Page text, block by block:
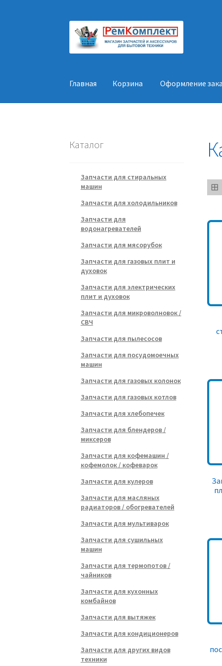
Перейти
навигации
Перейти
содержимому
Главная Корзина Оформление
Каталог
Запчасти для стиральных
машин
Запчасти для холодильников
Запчасти для
водонагревателей
Запчасти для мясорубок
Запчасти для газовых плит и
духовок
Запчасти для электрических
плит и духовок
Запчасти для микроволновок /
СВЧ
Запчасти для пылесосов
Запчасти для посудомоечных
машин
Запчасти для газовых колонок
Запчасти для газовых котлов
Запчасти для хлебопечек
Запчасти для блендеров /
миксеров
Запчасти для кофемашин /
кофемолок / кофеварок
Запчасти для кулеров
Запчасти для масляных
радиаторов / обогревателей
Запчасти для мультиварок
Запчасти для сушильных
машин
Запчасти для термопотов /
чайников
Запчасти для кухонных
комбайнов
Запчасти для вытяжек
Запчасти для кондиционеров
Запчасти для других видов
техники